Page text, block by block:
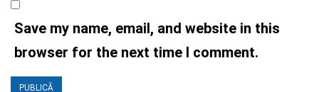
Save my name, email, and website in this
browser for the next time I comment.